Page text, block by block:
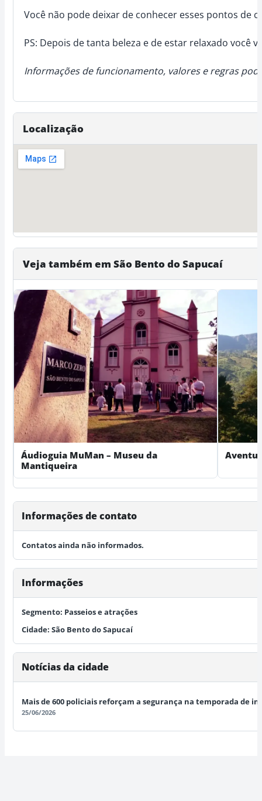
Você não pode deixar de conhecer esses pontos de
PS: Depois de tanta beleza e de estar relaxado você
Informações de funcionamento, valores e regras
Localização
Veja também em São Bento do Sapucaí
Áudioguia MuMan – Museu da
Mantiqueira
Informações de contato
Contatos ainda não informados.
Informações
Segmento: Passeios e atrações
Cidade: São Bento do Sapucaí
Notícias da cidade
Mais de 600 policiais reforçam a segurança na temporada de
25/06/2026